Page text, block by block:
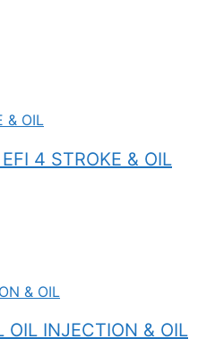
4 STROKE & OIL
OIL INJECTION & OIL